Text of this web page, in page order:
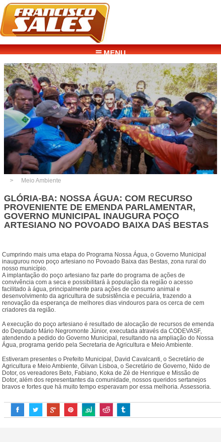
☰ MENU
Meio Ambiente
GLÓRIA-BA: NOSSA ÁGUA: COM RECURSO
PROVENIENTE DE EMENDA PARLAMENTAR,
GOVERNO MUNICIPAL INAUGURA POÇO
ARTESIANO NO POVOADO BAIXA DAS BESTAS
Cumprindo mais uma etapa do Programa Nossa Água, o Governo Municipal
inaugurou novo poço artesiano no Povoado Baixa das Bestas, zona rural do
nosso município.
A implantação do poço artesiano faz parte do programa de ações de
convivência com a seca e possibilitará à população da região o acesso
facilitado à água, principalmente para ações de consumo animal e
desenvolvimento da agricultura de subsistência e pecuária, trazendo a
renovação da esperança de melhores dias vindouros para os cerca de cem
criadores da região.
A execução do poço artesiano é resultado de alocação de recursos de emenda
do Deputado Mário Negromonte Júnior, executada através da CODEVASF,
atendendo a pedido do Governo Municipal, resultando na ampliação do Nossa
Água, programa gerido pela Secretaria de Agricultura e Meio Ambiente.
Estiveram presentes o Prefeito Municipal, David Cavalcanti, o Secretário de
Agricultura e Meio Ambiente, Gilvan Lisboa, o Secretário de Governo, Nido de
Dotor, os vereadores Beto, Fabiano, Koka de Zé de Henrique e Missão de
Dotor, além dos representantes da comunidade, nossos queridos sertanejos
bravos e fortes que há muito tempo esperavam por essa melhoria. Assessoria.